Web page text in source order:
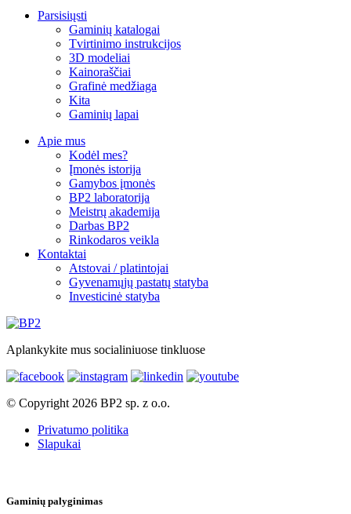
Parsisiųsti
Gaminių katalogai
Tvirtinimo instrukcijos
3D modeliai
Kainoraščiai
Grafinė medžiaga
Kita
Gaminių lapai
Apie mus
Kodėl mes?
Įmonės istorija
Gamybos įmonės
BP2 laboratorija
Meistrų akademija
Darbas BP2
Rinkodaros veikla
Kontaktai
Atstovai / platintojai
Gyvenamųjų pastatų statyba
Investicinė statyba
Aplankykite mus socialiniuose tinkluose
© Copyright 2026 BP2 sp. z o.o.
Privatumo politika
Slapukai
Gaminių palyginimas